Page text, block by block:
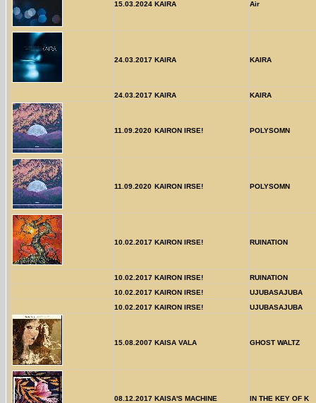
15.03.2024 KAIRA Air
24.03.2017 KAIRA KAIRA
24.03.2017 KAIRA KAIRA
11.09.2020 KAIRON IRSE! POLYSOMN
11.09.2020 KAIRON IRSE! POLYSOMN
10.02.2017 KAIRON IRSE! RUINATION
10.02.2017 KAIRON IRSE!
RUINATION
10.02.2017 KAIRON IRSE!
UJUBASAJUBA
10.02.2017 KAIRON IRSE! UJUBASAJUBA
15.08.2007 KAISA VALA GHOST WALTZ
08.12.2017 KAISA'S MACHINE IN THE KEY OF K